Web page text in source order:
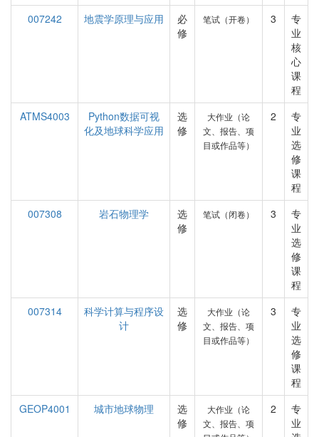
007242
地震学原理与应用
必
修
笔试（开卷） 3
专
业
核
心
课
程
ATMS4003
Python数据可视
化及地球科学应用
选
修
大作业（论
文、报告、项
目或作品等）
2
专
业
选
修
课
程
007308
岩石物理学
选
修
笔试（闭卷） 3
专
业
选
修
课
程
007314
科学计算与程序设
计
选
修
大作业（论
文、报告、项
目或作品等）
3
专
业
选
修
课
程
GEOP4001
城市地球物理
选
修
大作业（论
文、报告、项
2
专
业